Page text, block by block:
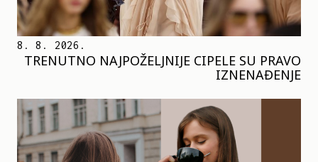
8. 8. 2026.
TRENUTNO NAJPOŽELJNIJE CIPELE SU PRAVO
IZNENAĐENJE